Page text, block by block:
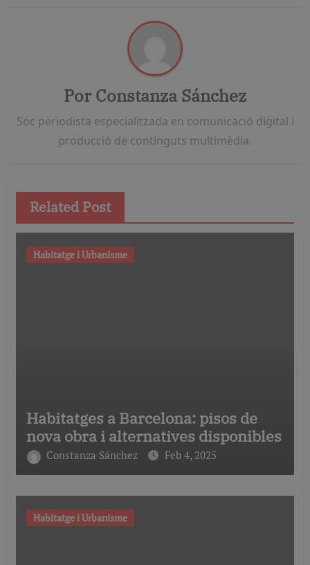
Por Constanza Sánchez
Sóc periodista especialitzada en comunicació digital i
producció de continguts multimèdia.
Related Post
Habitatge i Urbanisme
Habitatges a Barcelona: pisos de
nova obra i alternatives disponibles
Constanza Sánchez Feb 4, 2025
Habitatge i Urbanisme